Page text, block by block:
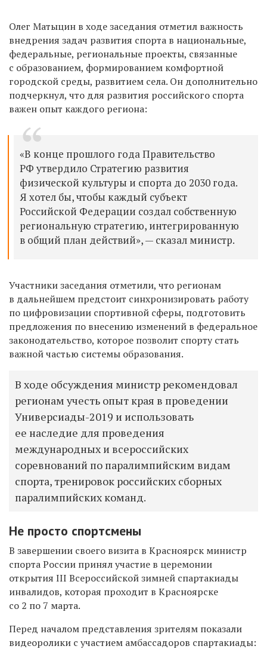
Олег Матыцин в ходе заседания отметил важность
внедрения задач развития спорта в национальные,
федеральные, региональные проекты, связанные
с образованием, формированием комфортной
городской среды, развитием села. Он дополнительно
подчеркнул, что для развития российского спорта
важен опыт каждого региона:
«В конце прошлого года Правительство
РФ утвердило Стратегию развития
физической культуры и спорта до 2030 года.
Я хотел бы, чтобы каждый субъект
Российской Федерации создал собственную
региональную стратегию, интегрированную
в общий план действий», — сказал министр.
Участники заседания отметили, что регионам
в дальнейшем предстоит синхронизировать работу
по цифровизации спортивной сферы, подготовить
предложения по внесению изменений в федеральное
законодательство, которое позволит спорту стать
важной частью системы образования.
В ходе обсуждения министр рекомендовал
регионам учесть опыт края в проведении
Универсиады-2019 и использовать
ее наследие для проведения
международных и всероссийских
соревнований по паралимпийским видам
спорта, тренировок российских сборных
паралимпийских команд.
Не просто спортсмены
В завершении своего визита в Красноярск министр
спорта России принял участие в церемонии
открытия III Всероссийской зимней спартакиады
инвалидов, которая проходит в Красноярске
со 2 по 7 марта.
Перед началом представления зрителям показали
видеоролики с участием амбассадоров спартакиады: